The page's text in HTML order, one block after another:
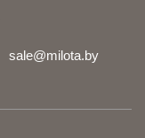
sale@milota.by